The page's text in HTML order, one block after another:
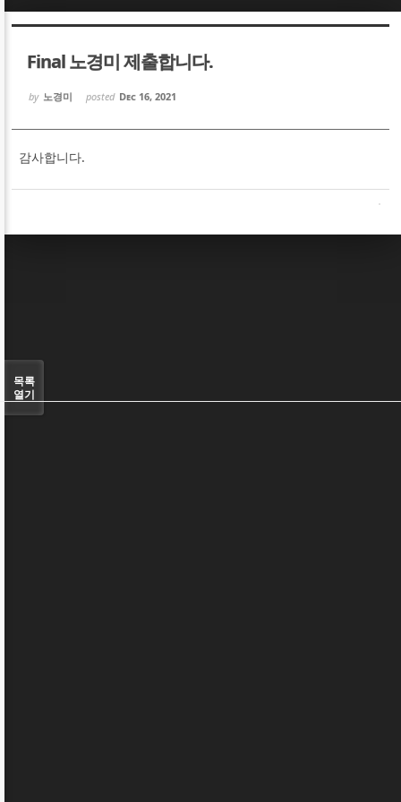
Final 노경미 제출합니다.
by 노경미 posted Dec 16, 2021
감사합니다.
목록
열기
Sketchbook5, 스케치북5
Sketchbook5, 스케치북5
Sketchbook5, 스케치북5
Sketchbook5, 스케치북5